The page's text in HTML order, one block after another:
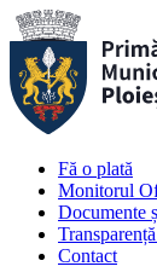
Fă o plată
Monitorul
Documente
Contact